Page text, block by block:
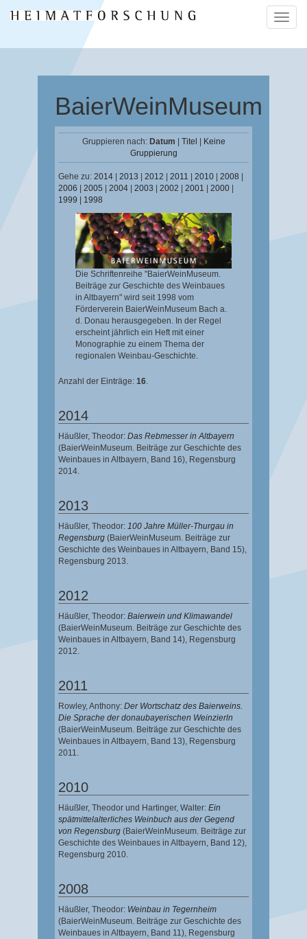
ein-/
BaierWeinMuseum
Gruppieren nach: Datum Titel
Keine
Gruppierung
Gehe zu: 2014 2013 2012 2011 2010 2008
2006
2005 2004 2003 2002 2001 2000
1999
1998
Die Schriftenreihe "BaierWeinMuseum.
Beiträge zur Geschichte des Weinbaues
in Altbayern" wird seit 1998 vom
Förderverein BaierWeinMuseum Bach a.
d. Donau herausgegeben. In der Regel
erscheint jährlich ein Heft mit einer
Monographie zu einem Thema der
regionalen Weinbau-Geschichte.
Anzahl der Einträge: 16.
2014
Häußler, Theodor: Das Rebmesser in Altbayern
(BaierWeinMuseum. Beiträge zur Geschichte des
Weinbaues in Altbayern, Band 16), Regensburg
2014.
2013
Häußler, Theodor: 100 Jahre Müller-Thurgau in
Regensburg (BaierWeinMuseum. Beiträge zur
Geschichte des Weinbaues in Altbayern, Band 15),
Regensburg 2013.
2012
Häußler, Theodor: Baierwein und Klimawandel
(BaierWeinMuseum. Beiträge zur Geschichte des
Weinbaues in Altbayern, Band 14), Regensburg
2012.
2011
Rowley, Anthony: Der Wortschatz des Baierweins.
Die Sprache der donaubayerischen Weinzierln
(BaierWeinMuseum. Beiträge zur Geschichte des
Weinbaues in Altbayern, Band 13), Regensburg
2011.
2010
Häußler, Theodor und Hartinger, Walter: Ein
spätmittelalterliches Weinbuch aus der Gegend
von Regensburg (BaierWeinMuseum. Beiträge zur
Geschichte des Weinbaues in Altbayern, Band 12),
Regensburg 2010.
2008
Häußler, Theodor: Weinbau in Tegernheim
(BaierWeinMuseum. Beiträge zur Geschichte des
Weinbaues in Altbayern, Band 11), Regensburg